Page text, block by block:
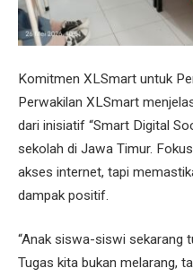
Komitmen XLSmart untuk
Perwakilan XLSmart
dari inisiatif “Smart Digital
sekolah di Jawa Timur.
akses internet, tapi
dampak positif.
“Anak siswa-siswi sekarang
Tugas kita bukan melarang,